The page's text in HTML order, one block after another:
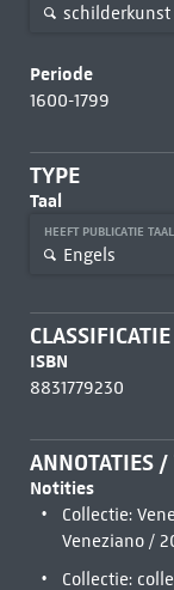
schilderkunst
Periode
1600-1799
TYPE
Taal
HEEFT PUBLICATIE TAAL
Engels
CLASSIFICATIE
ISBN
8831779230
ANNOTATIES
Notities
Collectie:
Veneziano /
Collectie: